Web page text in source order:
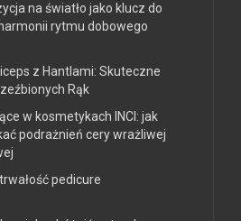
na światło jako klucz do
rytmu dobowego
z Hantlami: Skuteczne
Rąk
w kosmetykach INCI: jak
podrażnień cery wrażliwej
pedicure